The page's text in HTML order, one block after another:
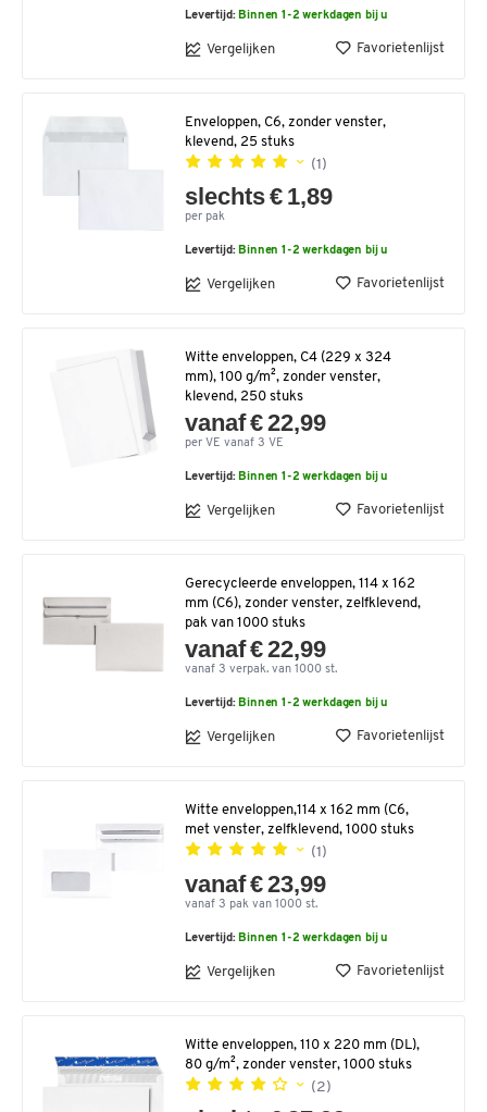
Levertijd:Binnen 1-2 werkdagen bij u
Vergelijken Favorietenlijst
Enveloppen, C6, zonder venster,
klevend, 25 stuks
(1)
slechts € 1,89
per pak
Levertijd:Binnen 1-2 werkdagen bij u
Vergelijken Favorietenlijst
Witte enveloppen, C4 (229 x 324
mm), 100 g/m², zonder venster,
klevend, 250 stuks
vanaf € 22,99
per VE vanaf 3 VE
Levertijd:Binnen 1-2 werkdagen bij u
Vergelijken Favorietenlijst
Gerecycleerde enveloppen, 114 x 162
mm (C6), zonder venster, zelfklevend,
pak van 1000 stuks
vanaf € 22,99
vanaf 3 verpak. van 1000 st.
Levertijd:Binnen 1-2 werkdagen bij u
Vergelijken Favorietenlijst
Witte enveloppen,114 x 162 mm (C6,
met venster, zelfklevend, 1000 stuks
(1)
vanaf € 23,99
vanaf 3 pak van 1000 st.
Levertijd:Binnen 1-2 werkdagen bij u
Vergelijken Favorietenlijst
Witte enveloppen, 110 x 220 mm (DL),
80 g/m², zonder venster, 1000 stuks
(2)